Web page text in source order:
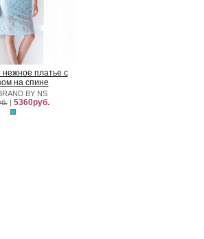
нежное платье с
на спине
BY NS
| 5360руб.